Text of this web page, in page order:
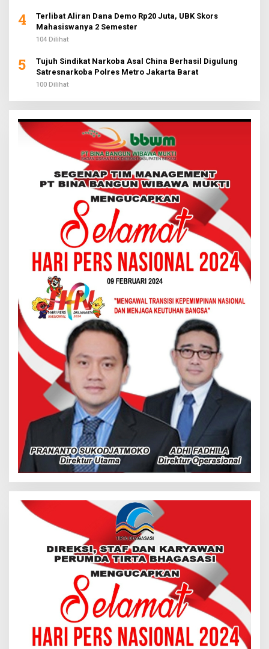
4
Terlibat Aliran Dana Demo Rp20 Juta, UBK Skors
Mahasiswanya 2 Semester
104 Dilihat
5
Tujuh Sindikat Narkoba Asal China Berhasil Digulung
Satresnarkoba Polres Metro Jakarta Barat
100 Dilihat